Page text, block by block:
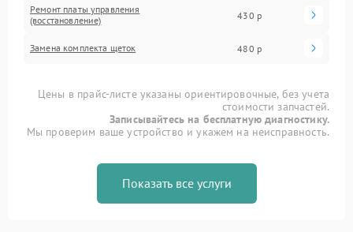
Ремонт платы управления
(восстановление)
430 р
Замена комплекта щеток 480 р
Цены в прайс-листе указаны ориентировочные, без учета
стоимости запчастей.
Записывайтесь на бесплатную диагностику.
Мы проверим ваше устройство и укажем на неисправность.
Показать все услуги